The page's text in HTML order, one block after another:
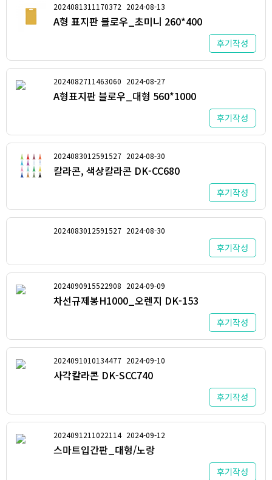
2024081311170372 2024-08-13
A형 표지판 블로우_초미니 260*400
후기작성
2024082711463060 2024-08-27
A형표지판 블로우_대형 560*1000
후기작성
2024083012591527 2024-08-30
칼라콘, 색상칼라콘 DK-CC680
후기작성
2024083012591527 2024-08-30
후기작성
2024090915522908 2024-09-09
차선규제봉H1000_오렌지 DK-153
후기작성
2024091010134477 2024-09-10
사각칼라콘 DK-SCC740
후기작성
2024091211022114 2024-09-12
스마트입간판_대형/노랑
후기작성